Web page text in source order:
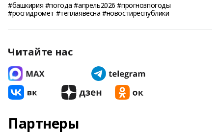
#башкирия #погода #апрель2026 #прогнозпогоды
#росгидромет #теплаявесна #новостиреспублики
Читайте нас
Партнеры